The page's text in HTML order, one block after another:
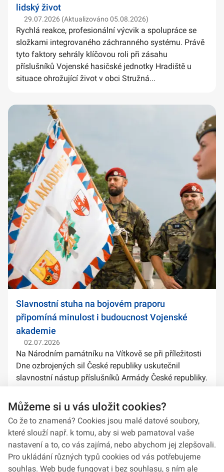
lidský život
29.07.2026 (Aktualizováno 05.08.2026)
Rychlá reakce, profesionální výcvik a spolupráce se
složkami integrovaného záchranného systému. Právě
tyto faktory sehrály klíčovou roli při zásahu
příslušníků Vojenské hasičské jednotky Hradiště u
situace ohrožující život v obci Stružná...
Slavnostní stuha na bojovém praporu
připomíná minulost i budoucnost Vojenské
akademie
02.07.2026
Na Národním památníku na Vítkově se při příležitosti
Dne ozbrojených sil České republiky uskutečnil
slavnostní nástup příslušníků Armády České republiky.
stuh na bojové prapory vybranýc...
Můžeme si u vás uložit cookies?
Co že to znamená? Cookies jsou malé datové soubory,
které slouží např. k tomu, aby si web pamatoval vaše
nastavení a to, co vás zajímá, nebo abychom jej zlepšovali.
Pro ukládání různých typů cookies od vás potřebujeme
souhlas. Web bude fungovat i bez souhlasu, s ním ale